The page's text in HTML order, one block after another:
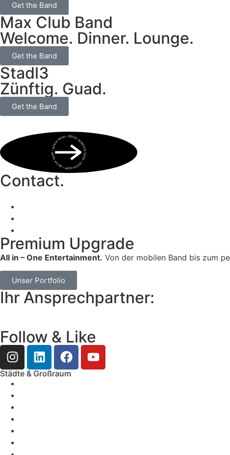
Get the Band
Max Club Band
Welcome. Dinner. Lounge.
Get the Band
Stadl3
Zünftig. Guad.
Get the Band
BOOK NOW • BOOK NOW • BOOK NOW • BOOK NOW • BOOK NOW •
Contact.
Premium Upgrade
All in – One Entertainment. Von der mobilen Band bis zum
Unser Portfolio
Ihr Ansprechpartner:
Follow & Like
Städte & Großraum